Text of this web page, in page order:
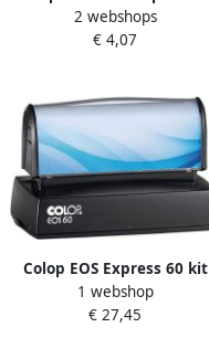
mini-dater 4mm frans
2 webshops
€ 4,07
Colop EOS Express 60 kit
blauwe inkt
1 webshop
€ 27,45